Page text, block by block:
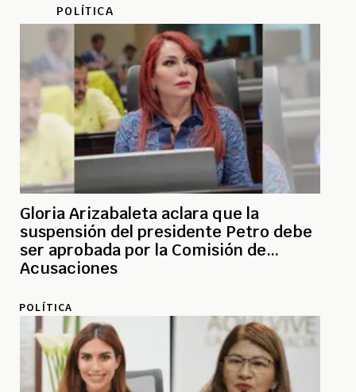
POLÍTICA
Gloria Arizabaleta aclara que la
suspensión del presidente Petro debe
ser aprobada por la Comisión de
Acusaciones
POLÍTICA